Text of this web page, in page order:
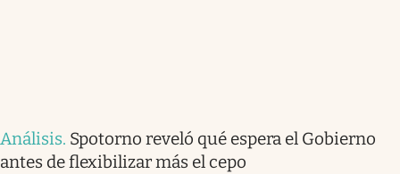
Análisis. Spotorno reveló qué espera el Gobierno
antes de flexibilizar más el cepo